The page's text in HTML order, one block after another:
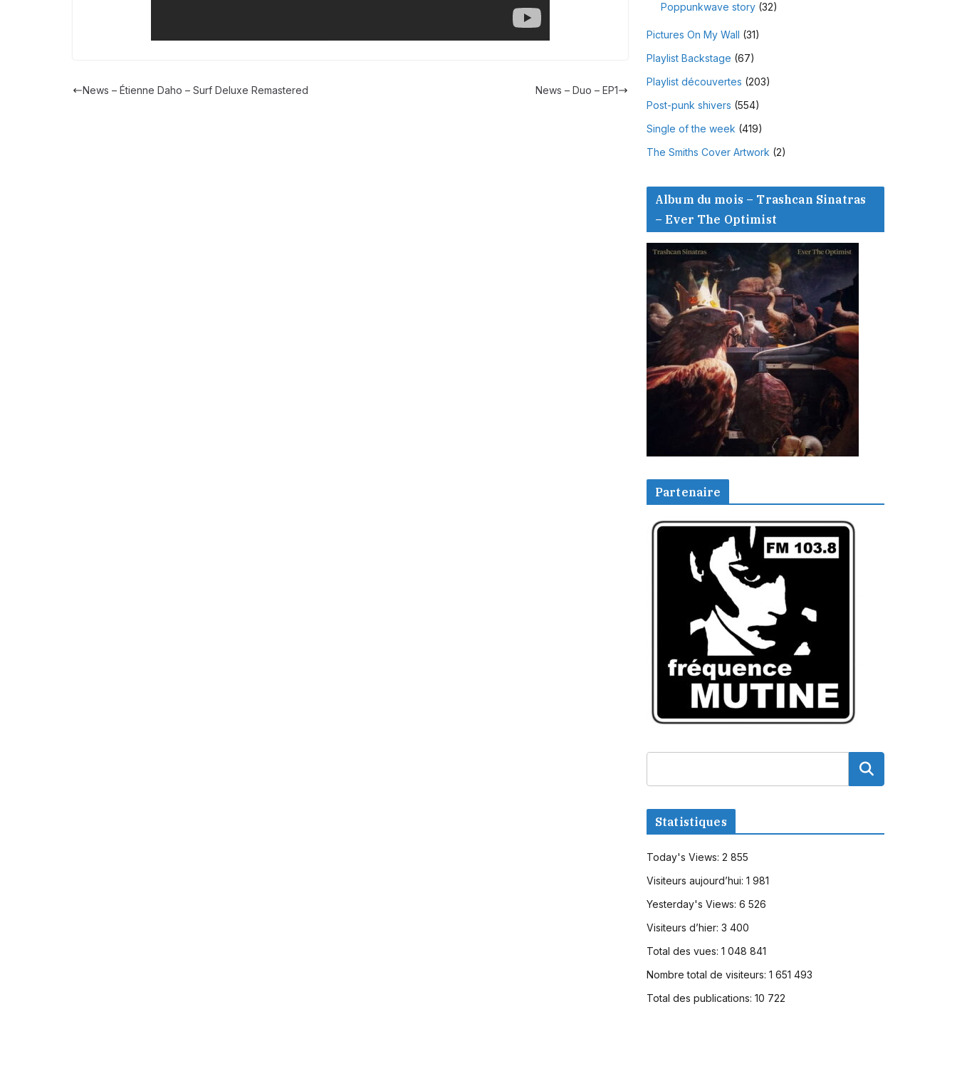
News – Étienne Daho – Surf Deluxe Remastered News – Duo – EP1
Poppunkwave story(32)
Pictures On My Wall (31)
Playlist Backstage (67)
Playlist découvertes (203)
Post-punk shivers (554)
Single of the week (419)
The Smiths Cover Artwork (2)
Album du mois – Trashcan Sinatras
– Ever The Optimist
Partenaire
Statistiques
Today's Views: 2 855
Visiteurs aujourd’hui: 1 981
Yesterday's Views: 6 526
Visiteurs d’hier: 3 400
Total des vues: 1 048 841
Nombre total de visiteurs: 1 651 493
Total des publications: 10 722